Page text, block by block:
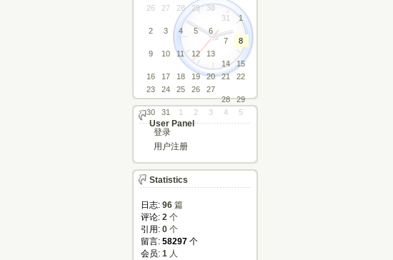
26 27 28 29
30
31
1
2
3 4 5
6
7
8
9
10 11 12
13
14
15
16
17 18 19 20 21
22
23
24 25 26
27
28
29
30
31 1 2 3 4 5
User Panel
登录
用户注册
Statistics
日志: 96 篇
评论: 2 个
引用: 0 个
留言: 58297 个
会员: 1 人